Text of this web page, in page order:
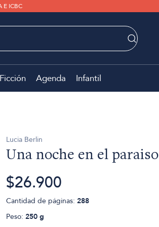
E ICBC
Ficción Agenda Infantil
Lucia Berlin
Una noche en el paraiso
$26.900
Cantidad de páginas: 288
Peso: 250 g